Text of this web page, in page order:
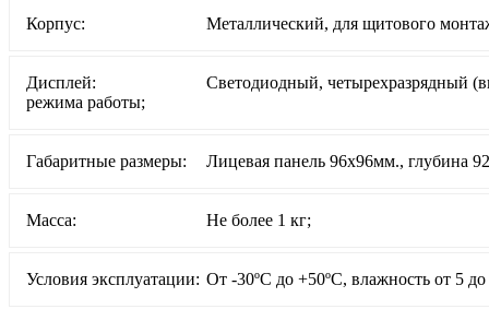
Корпус: Металлический, для щитового
Дисплей:
Светодиодный, четырехразрядный
режима работы;
Габаритные размеры: Лицевая панель 96х96мм., глубина
Масса: Не более 1 кг;
Условия эксплуатации: От -30ºС до +50ºС, влажность от 5